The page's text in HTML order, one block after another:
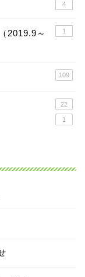
4
2019.9～
1
109
22
1